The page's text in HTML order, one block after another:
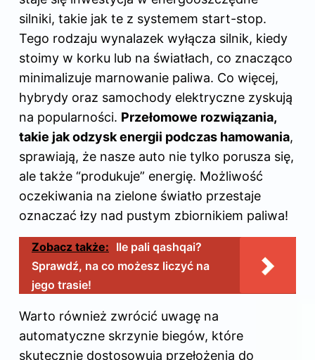
silniki, takie jak te z systemem start-stop.
Tego rodzaju wynalazek wyłącza silnik, kiedy
stoimy w korku lub na światłach, co znacząco
minimalizuje marnowanie paliwa. Co więcej,
hybrydy oraz samochody elektryczne zyskują
na popularności. Przełomowe rozwiązania,
takie jak odzysk energii podczas hamowania,
sprawiają, że nasze auto nie tylko porusza się,
ale także “produkuje” energię. Możliwość
oczekiwania na zielone światło przestaje
oznaczać łzy nad pustym zbiornikiem paliwa!
Zobacz także: Ile pali qashqai?
Sprawdź, na co możesz liczyć na
jego trasie!
Warto również zwrócić uwagę na
automatyczne skrzynie biegów, które
skutecznie dostosowują przełożenia do